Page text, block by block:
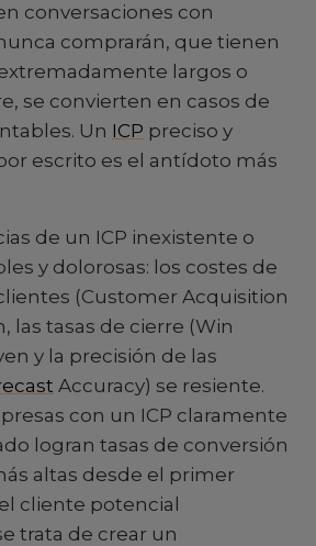
conversaciones con
comprarán, que tienen
largos o
se convierten en casos de
Un ICP preciso y
escrito es el antídoto más
de un ICP inexistente o
y dolorosas: los costes de
(Customer Acquisition
las tasas de cierre (Win
y la precisión de las
Accuracy) se resiente.
con un ICP claramente
logran tasas de conversión
altas desde el primer
cliente potencial
trata de crear un